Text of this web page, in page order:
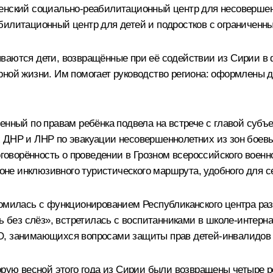
социально-реабилитационный центр для
центр для детей и подростков с
дети, возвращённые при её содействии из Сирии в
жизни. Им помогает руководство региона: оформлены
по правам ребёнка подвела на встрече с главой
ДНР и ЛНР по эвакуации несовершеннолетних из зон
о проведении в Грозном всероссийского
инклюзивного туристического маршрута, удобного
с функционированием Республиканского центра
слёз», встретилась с воспитанниками в школе-
занимающихся вопросами защиты прав детей-
весной этого года из Сирии были возвращены четыре